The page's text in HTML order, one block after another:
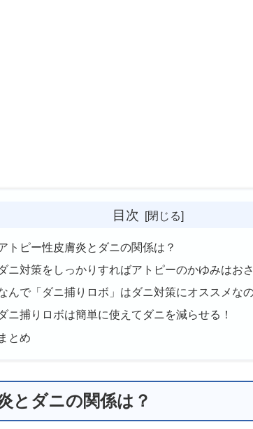
目次
トピー性皮膚炎とダニの関係は？
ニ対策をしっかりすればアトピーのかゆみはお
んで「ダニ捕りロボ」はダニ対策にオススメな
ニ捕りロボは簡単に使えてダニを減らせる！
まとめ
とダニの関係は？